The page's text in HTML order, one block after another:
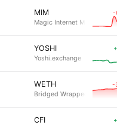
MIM
Magic Internet Money
-
YOSHI
Yoshi.exchange
WETH
Bridged Wrapped Ether
-
CFI